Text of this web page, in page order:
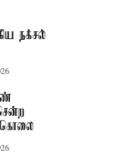
நக்சல்
கொலை